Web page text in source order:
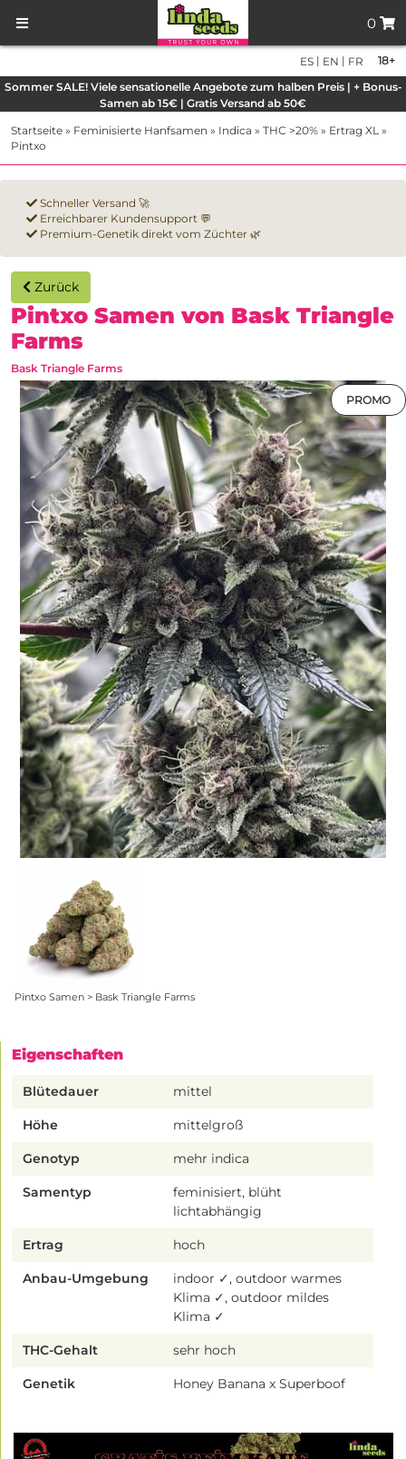
0
18+
ES | EN | FR
Sommer SALE! Viele sensationelle Angebote zum halben Preis | + Bonus-
Samen ab 15€ | Gratis Versand ab 50€
Startseite » Feminisierte Hanfsamen » Indica » THC >20% » Ertrag XL »
Pintxo
Schneller Versand 🚀
Erreichbarer Kundensupport 💬
Premium-Genetik direkt vom Züchter 🌿
Zurück
Pintxo Samen von Bask Triangle
Farms
Bask Triangle Farms
PROMO
Pintxo Samen > Bask Triangle Farms
Eigenschaften
Blütedauer mittel
Höhe mittelgroß
Genotyp mehr indica
Samentyp
feminisiert, blüht
lichtabhängig
Ertrag hoch
Anbau-Umgebung
indoor ✓, outdoor warmes
Klima ✓, outdoor mildes
Klima ✓
THC-Gehalt sehr hoch
Genetik Honey Banana x Superboof